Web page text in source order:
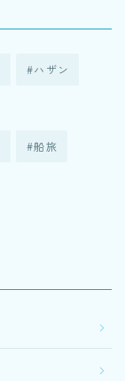
ハザン
船旅